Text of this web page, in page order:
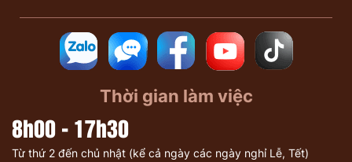
Thời gian làm việc
8h00 - 17h30
Từ thứ 2 đến chủ nhật (kể cả ngày các ngày nghỉ Lễ, Tết)